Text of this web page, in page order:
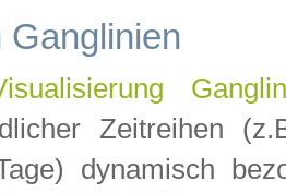
Ganglinien
Zeitreihen
dynamisch